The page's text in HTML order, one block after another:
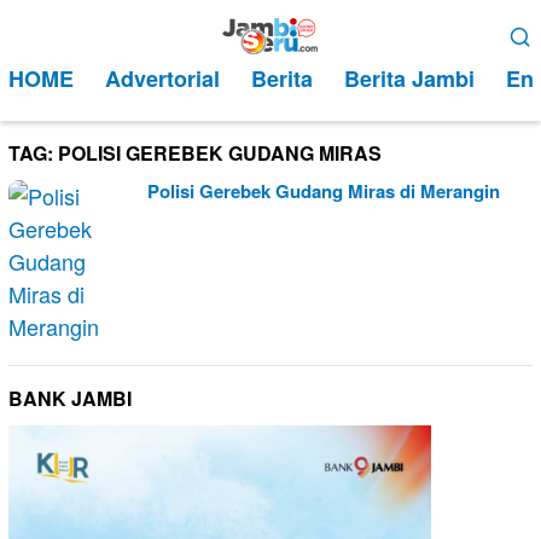
kontenMobile
HOME Advertorial Berita Berita Jambi
TAG: POLISI GEREBEK GUDANG MIRAS
Polisi Gerebek Gudang Miras di Merangin
BANK JAMBI